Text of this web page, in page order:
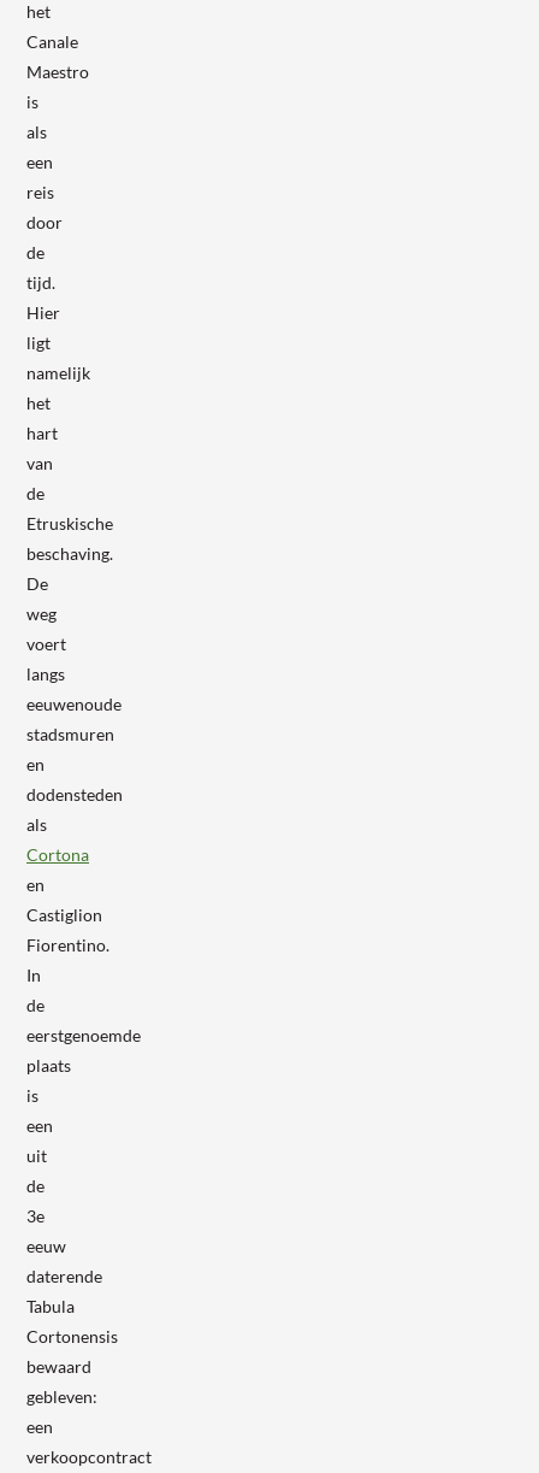
het
Canale
Maestro
is
als
een
reis
door
de
tijd.
Hier
ligt
namelijk
het
hart
van
de
Etruskische
beschaving.
De
weg
voert
langs
eeuwenoude
stadsmuren
en
dodensteden
als
Cortona
en
Castiglion
Fiorentino.
In
de
eerstgenoemde
plaats
is
een
uit
de
3e
eeuw
daterende
Tabula
Cortonensis
bewaard
gebleven:
een
verkoopcontract